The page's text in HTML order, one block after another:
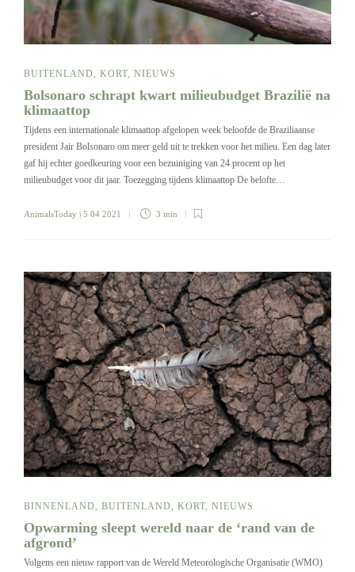
BUITENLAND KORT NIEUWS
Bolsonaro schrapt kwart milieubudget Brazilië na
klimaattop
Tijdens een internationale klimaattop afgelopen week beloofde de Braziliaanse
president Jair Bolsonaro om meer geld uit te trekken voor het milieu. Een dag later
gaf hij echter goedkeuring voor een bezuiniging van 24 procent op het
milieubudget voor dit jaar. Toezegging tijdens klimaattop De belofte…
AnimalsToday | 5 04 2021 3 min
BINNENLAND BUITENLAND KORT NIEUWS
Opwarming sleept wereld naar de ‘rand van de
afgrond’
Volgens een nieuw rapport van de Wereld Meteorologische Organisatie (WMO)